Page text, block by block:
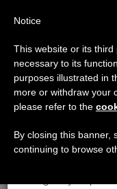
Aviso
Del 27 de julio
anual,
se generan
Notice
This website or its
necessary to its
purposes illustrated in
more or withdraw your
please refer to the
By closing this banner,
continuing to browse